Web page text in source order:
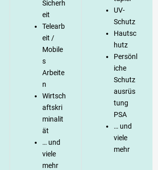
Sicherh
eit
Telearb
eit /
Mobile
s
Arbeite
n
Wirtsch
aftskri
minalit
ät
… und
viele
mehr
UV-
Schutz
Hautsc
hutz
Persönl
iche
Schutz
ausrüs
tung
PSA
… und
viele
mehr